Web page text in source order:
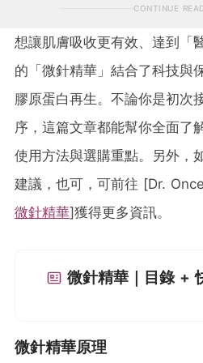
CONTINUE
想讓肌膚吸收更有效、達到「
的「微針精華」結合了科技與
膠原蛋白再生。不論你是初次
序，這篇文章都能幫你全面了
使用方法與選購重點。另外，
建議，也可，可前往 [Dr.
微針精華]獲得更多資訊。
微針精華｜目錄 +
微針精華原理